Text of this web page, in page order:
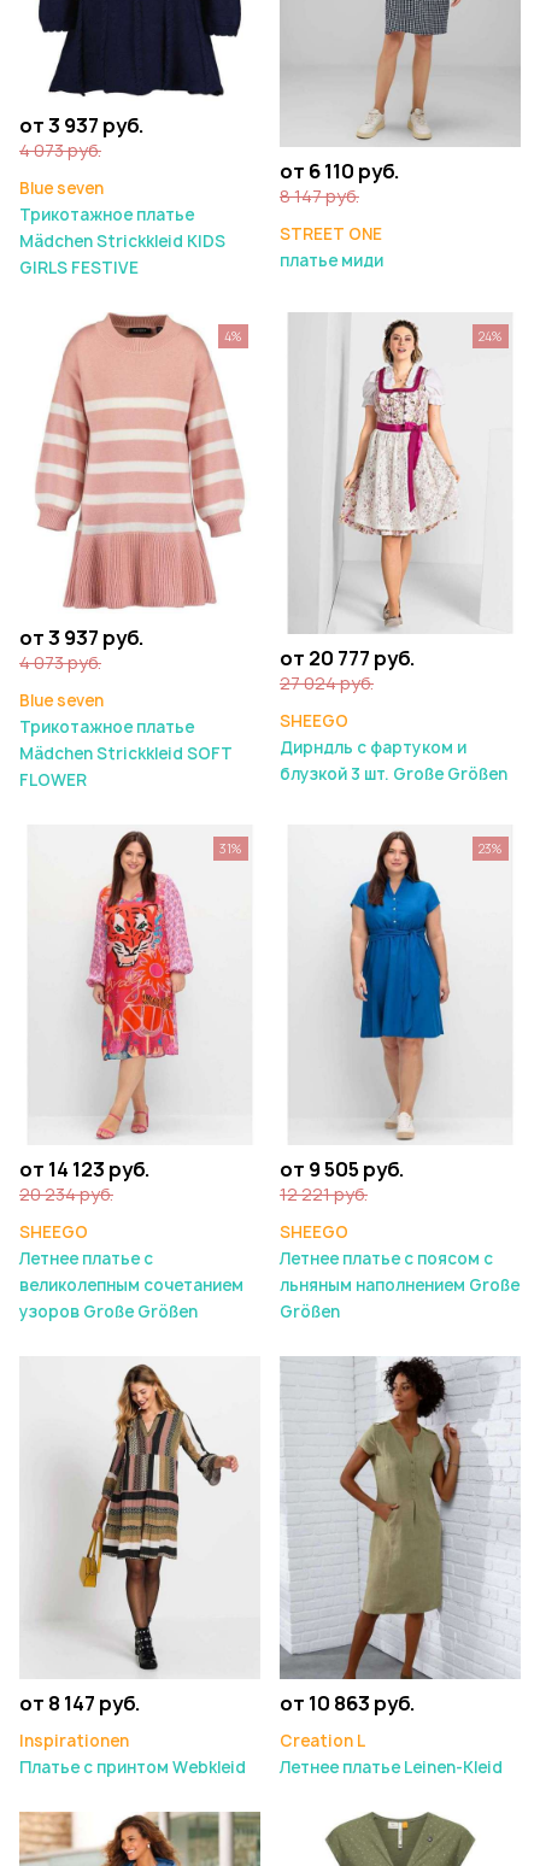
от 3 937 руб.
4 073 руб.
Blue seven
Трикотажное платье
Mädchen Strickkleid KIDS
GIRLS FESTIVE
от 6 110 руб.
8 147 руб.
STREET ONE
платье миди
от 3 937 руб.
4 073 руб.
Blue seven
Трикотажное платье
Mädchen Strickkleid SOFT
FLOWER
4%
от 20 777 руб.
27 024 руб.
SHEEGO
Дирндль с фартуком и
блузкой 3 шт. Große Größen
24%
от 14 123 руб.
20 234 руб.
SHEEGO
Летнее платье с
великолепным сочетанием
узоров Große Größen
31%
от 9 505 руб.
12 221 руб.
SHEEGO
Летнее платье с поясом с
льняным наполнением Große
Größen
23%
от 8 147 руб.
Inspirationen
Платье с принтом Webkleid
от 10 863 руб.
Creation L
Летнее платье Leinen-Kleid